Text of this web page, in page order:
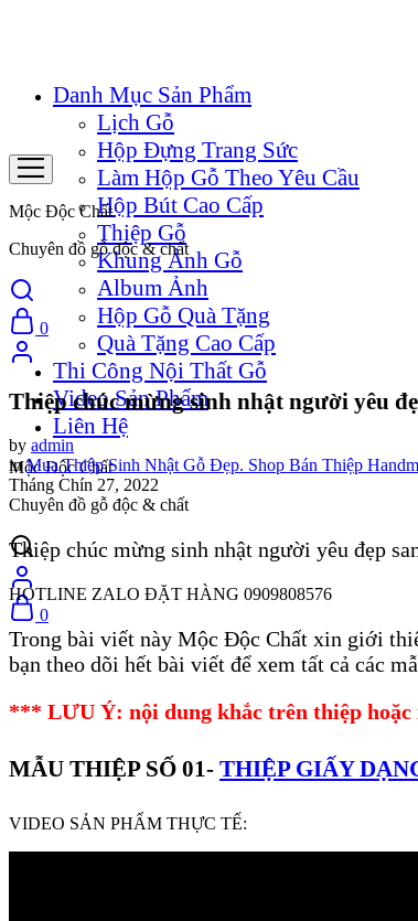
Danh Mục Sản Phẩm
Lịch Gỗ
Hộp Đựng Trang Sức
Làm Hộp Gỗ Theo Yêu Cầu
Hộp Bút Cao Cấp
Thiệp Gỗ
Khung Ảnh Gỗ
Album Ảnh
Hộp Gỗ Quà Tặng
Quà Tặng Cao Cấp
Thi Công Nội Thất Gỗ
Video Sản Phẩm
Liên Hệ
Mộc Độc Chất
Chuyên đồ gỗ độc & chất
0
Mộc Độc Chất
Chuyên đồ gỗ độc & chất
0
Thiệp chúc mừng sinh nhật người yêu
by admin
in Mua Thiệp Sinh Nhật Gỗ Đẹp. Shop Bán Thiệp
Tháng Chín 27, 2022
Thiệp chúc mừng sinh nhật người yêu đẹp
HOTLINE ZALO ĐẶT HÀNG 0909808576
Trong bài viết này Mộc Độc Chất xin giới
bạn theo dõi hết bài viết để xem tất cả các
*** LƯU Ý: nội dung khắc trên thiệp hoặc
MẪU THIỆP SỐ 01- THIỆP GIẤY
VIDEO SẢN PHẨM THỰC TẾ: